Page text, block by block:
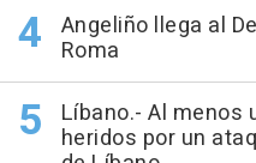
Angeliño llega al
Roma
Líbano.- Al menos
heridos por un